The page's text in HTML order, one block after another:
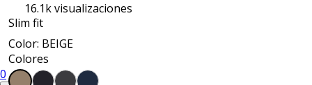
0
16.1kvisualizaciones
Slim fit
Color: BEIGE
Colores